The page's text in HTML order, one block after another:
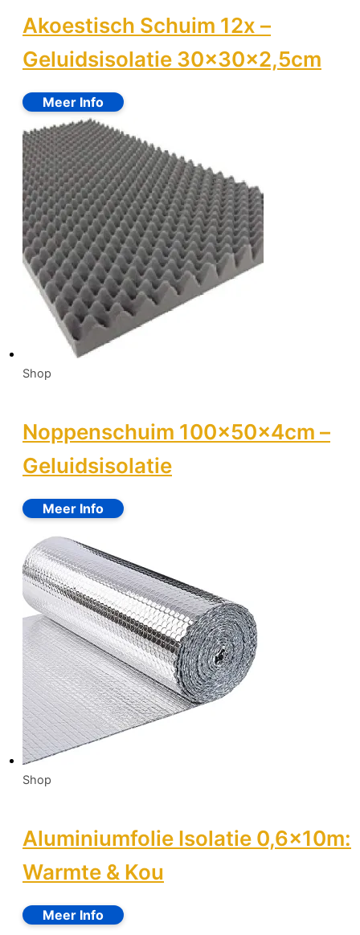
Akoestisch Schuim 12x –
Geluidsisolatie 30x30x2,5cm
Shop
Noppenschuim 100x50x4cm –
Geluidsisolatie
Shop
Aluminiumfolie Isolatie 0,6x10m:
Warmte & Kou